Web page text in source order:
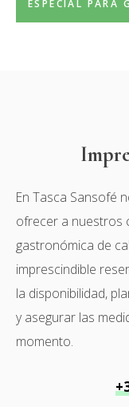
ESPECIAL PARA
En Tasca Sansofé
ofrecer a nuestros
gastronómica de
imprescindible
la disponibilidad,
y asegurar las
momento.